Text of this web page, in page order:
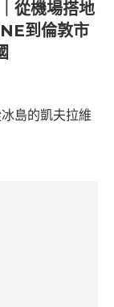
從機場搭地
到倫敦市
島的凱夫拉維